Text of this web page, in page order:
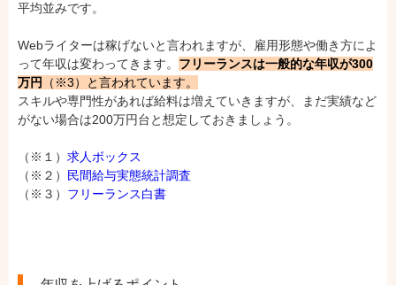
平均並みです。
Webライターは稼げないと言われますが、雇用形態や働き方によ
って年収は変わってきます。 フリーランスは一般的な年収が300
万円 （※3）と言われています。
スキルや専門性があれば給料は増えていきますが、まだ実績など
がない場合は200万円台と想定しておきましょう。
（※１） 求人ボックス
（※２） 民間給与実態統計調査
（※３） フリーランス白書